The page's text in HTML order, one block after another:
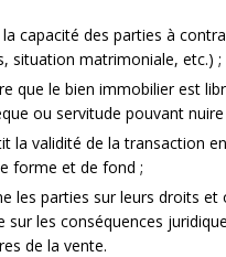
capacité des parties à
situation matrimoniale, etc.) ;
que le bien immobilier est
ou servitude pouvant nuire
la validité de la transaction
forme et de fond ;
les parties sur leurs droits et
sur les conséquences
de la vente.